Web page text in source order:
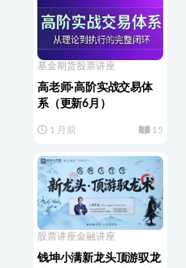
基金期货股票讲座
高老师·高阶实战交易体
系（更新6月）
1 月前 15
股票讲座金融讲座
钱坤小满新龙头顶游驭龙